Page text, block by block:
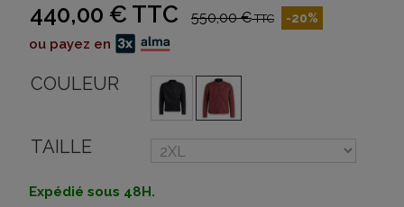
440,00 € TTC 550,00 €TTC -20%
ou payez en
COULEUR
TAILLE
Expédié sous 48H.